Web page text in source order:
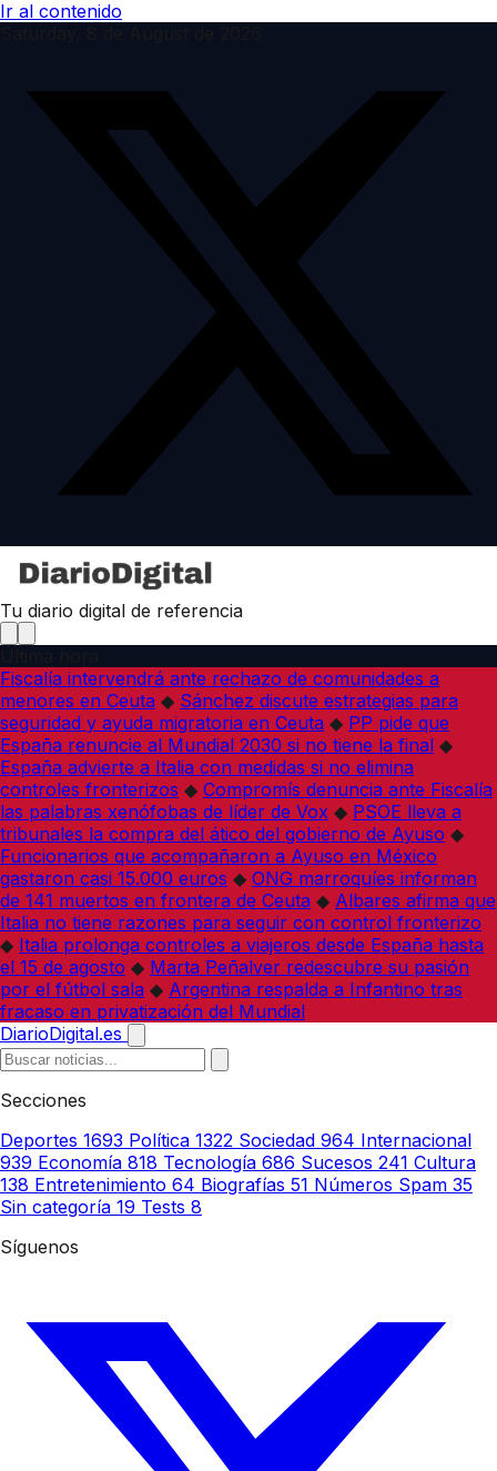
Ir al contenido
Tu diario digital de referencia
Fiscalía intervendrá ante rechazo de comunidades a
menores en Ceuta ◆ Sánchez discute estrategias para
seguridad y ayuda migratoria en Ceuta ◆ PP pide que
España renuncie al Mundial 2030 si no tiene la final ◆
España advierte a Italia con medidas si no elimina
controles fronterizos ◆ Compromís denuncia ante Fiscalía
las palabras xenófobas de líder de Vox ◆ PSOE lleva a
tribunales la compra del ático del gobierno de Ayuso ◆
Funcionarios que acompañaron a Ayuso en México
gastaron casi 15.000 euros ◆ ONG marroquíes informan
de 141 muertos en frontera de Ceuta ◆ Albares afirma que
Italia no tiene razones para seguir con control fronterizo
◆ Italia prolonga controles a viajeros desde España hasta
el 15 de agosto ◆ Marta Peñalver redescubre su pasión
por el fútbol sala ◆ Argentina respalda a Infantino tras
fracaso en privatización del Mundial
DiarioDigital.es
Secciones
Deportes 1693 Política 1322 Sociedad 964 Internacional
939 Economía 818 Tecnología 686 Sucesos 241 Cultura
138 Entretenimiento 64 Biografías 51 Números Spam 35
Sin categoría 19 Tests 8
Síguenos